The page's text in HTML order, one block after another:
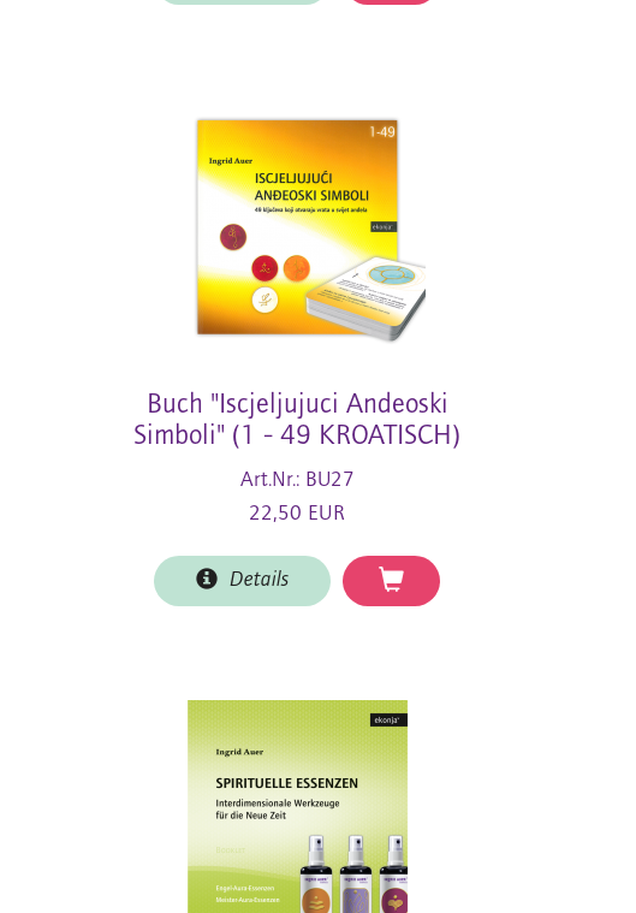
Buch "Iscjeljujuci Andeoski
Simboli" (1 - 49 KROATISCH)
Art.Nr.: BU27
22,50 EUR
Details